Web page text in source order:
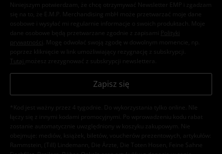
Niniejszym potwierdzam, że chcę otrzymywać Newsletter EMP i zgadzam
się na to, że E.M.P. Merchandising mbH może przetwarzać moje dane
osobowe i wysyłać mi regularnie informacje o swoich produktach. Moje
dane osobowe będą przetwarzane zgodnie z zapisami
Polityki
prywatności . Mogę odwołać swoją zgodę w dowolnym momencie, np.
poprzez kliknięcie w link umożliwiający rezygnację z subskrypcji.
Tutaj możesz zrezygnować z subskrypcji newslettera.
Zapisz się
*Kod jest ważny przez 4 tygodnie. Do wykorzystania tylko online. NIe
łączy się z innymi kodami promocyjnymi. Po wprowadzeniu kodu rabat
zostanie automatycznie uwzględniony w koszyku zakupowym. Nie
obejmuje: mediów, książek, biletów, voucherów prezentowych, artykułów:
Rammstein, (Till) Lindemann, Die Ärzte, Die Toten Hosen, Feine Sahne